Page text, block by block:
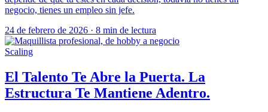
negocio, tienes un empleo sin jefe.
24 de febrero de 2026 · 8 min de lectura
Scaling
El Talento Te Abre la Puerta. La
Estructura Te Mantiene Adentro.